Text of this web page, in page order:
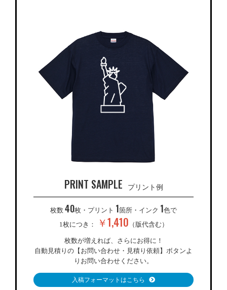
PRINT SAMPLE プリント例
枚数 40枚・プリント 1箇所・インク 1色で
1枚につき：
￥1,410 （版代含む）
枚数が増えれば、さらにお得に！
自動見積りの【お問い合わせ・見積り依頼】ボタンよ
りお問い合わせください。
入稿フォーマットはこちら